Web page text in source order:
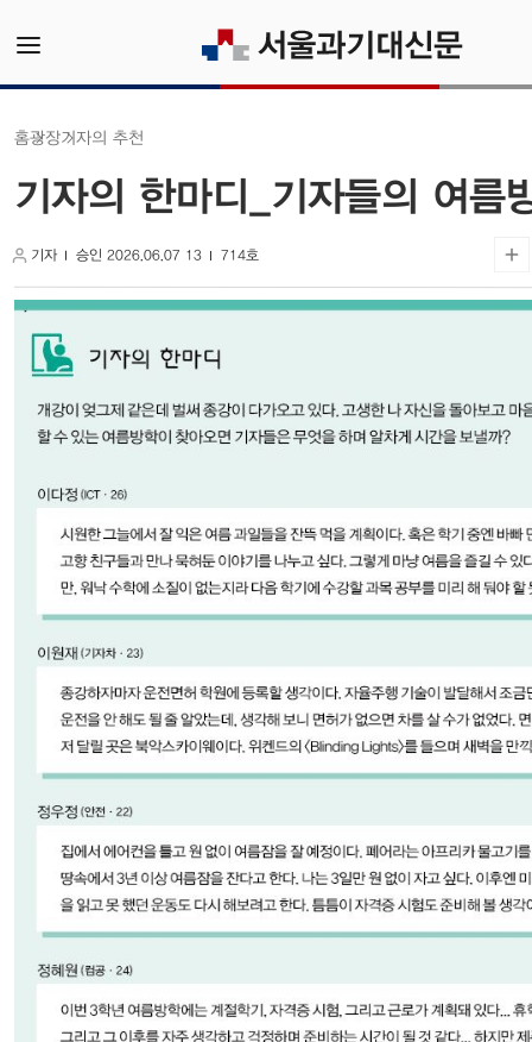
홈광장기자의 추천
기자의 한마디_기자들의 여름
기자 승인 2026.06.07 13 714호